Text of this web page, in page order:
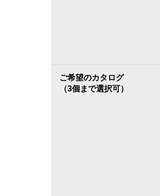
ご希望のカタログ
（3個まで選択可）